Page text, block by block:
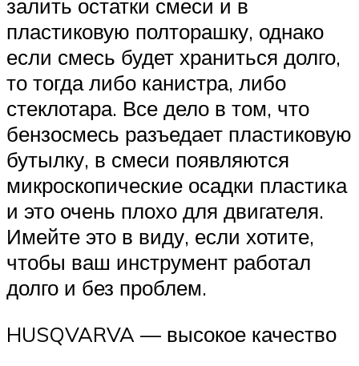
залить остатки смеси и в
пластиковую полторашку, однако
если смесь будет храниться долго,
то тогда либо канистра, либо
стеклотара. Все дело в том, что
бензосмесь разъедает пластиковую
бутылку, в смеси появляются
микроскопические осадки пластика
и это очень плохо для двигателя.
Имейте это в виду, если хотите,
чтобы ваш инструмент работал
долго и без проблем.
HUSQVARVA — высокое качество